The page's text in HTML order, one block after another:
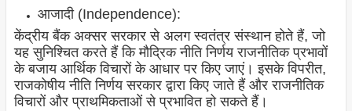
आजादी (Independence):
केंद्रीय बैंक अक्सर सरकार से अलग स्वतंत्र संस्थान होते हैं, जो
यह सुनिश्चित करते हैं कि मौद्रिक नीति निर्णय राजनीतिक प्रभावों
के बजाय आर्थिक विचारों के आधार पर किए जाएं। इसके विपरीत,
राजकोषीय नीति निर्णय सरकार द्वारा किए जाते हैं और राजनीतिक
विचारों और प्राथमिकताओं से प्रभावित हो सकते हैं।